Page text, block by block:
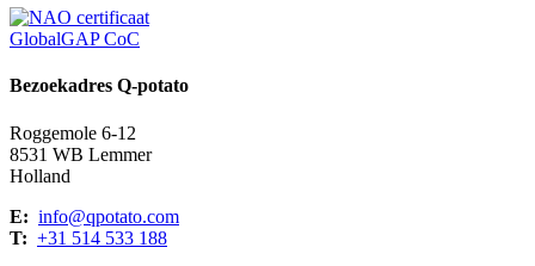
GlobalGAP CoC
Bezoekadres Q-potato
Roggemole 6-12
8531 WB Lemmer
Holland
E: info@qpotato.com
T: +31 514 533 188